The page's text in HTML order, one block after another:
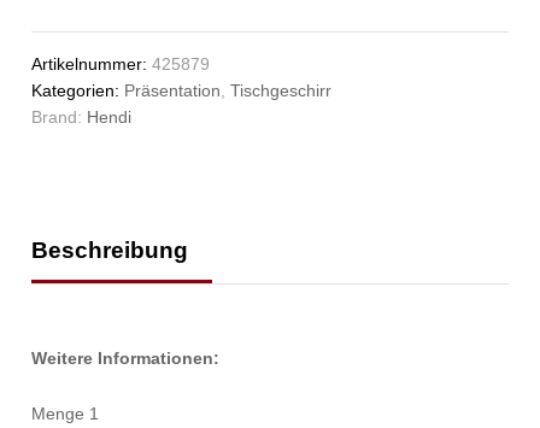
Artikelnummer:425879
Kategorien: Präsentation ,Tischgeschirr
Brand: Hendi
Beschreibung
Weitere Informationen:
Menge 1